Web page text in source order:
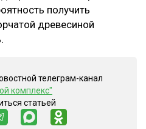
получить
древесиной
телеграм-канал
комплекс"
статьей